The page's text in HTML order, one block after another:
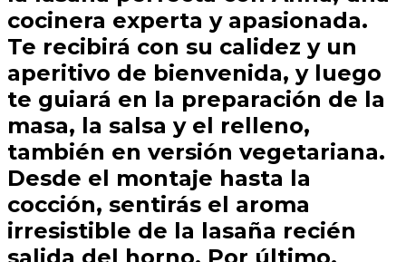
cocinera experta y apasionada.
Te recibirá con su calidez y un
aperitivo de bienvenida, y luego
te guiará en la preparación de la
masa, la salsa y el relleno,
también en versión vegetariana.
Desde el montaje hasta la
cocción, sentirás el aroma
irresistible de la lasaña recién